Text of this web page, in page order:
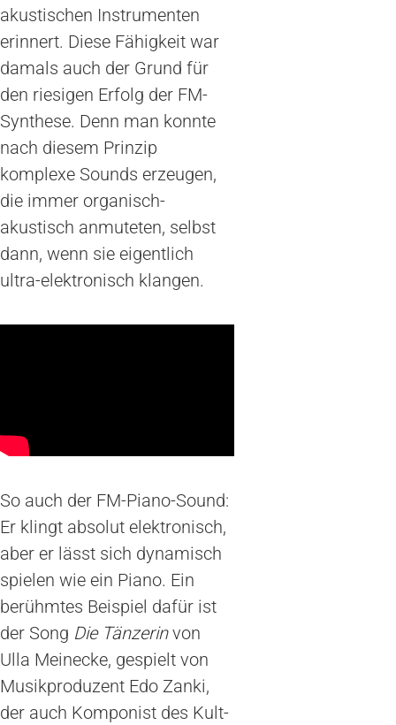
akustischen Instrumenten
erinnert. Diese Fähigkeit war
damals auch der Grund für
den riesigen Erfolg der FM-
Synthese. Denn man konnte
nach diesem Prinzip
komplexe Sounds erzeugen,
die immer organisch-
akustisch anmuteten, selbst
dann, wenn sie eigentlich
ultra-elektronisch klangen.
So auch der FM-Piano-Sound:
Er klingt absolut elektronisch,
aber er lässt sich dynamisch
spielen wie ein Piano. Ein
berühmtes Beispiel dafür ist
der Song Die Tänzerinvon
Ulla Meinecke, gespielt von
Musikproduzent Edo Zanki,
der auch Komponist des Kult-